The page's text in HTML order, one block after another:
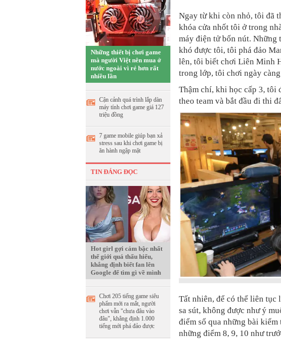
Những thiết bị chơi game
mà người Việt nên mua ở
nước ngoài vì rẻ hơn rất
nhiều lần
Cận cảnh quá trình lắp dàn
máy tính chơi game giá 127
triệu đồng
7 game mobile giúp bạn xả
stress sau khi chơi game bị
ăn hành ngập mặt
TIN ĐÁNG ĐỌC
Hot girl gợi cảm bậc nhất
thế giới quá thấu hiểu,
khẳng định biết fan lên
Google để tìm gì về mình
Chơi 205 tiếng game siêu
phẩm mới ra mắt, người
chơi vẫn "chưa đâu vào
đâu", khẳng định 1.000
tiếng mới phá đảo được
Ngay từ khi còn nhỏ, tôi đã
khóa cửa nhốt tôi ở trong
máy điện tử bốn nút.
khó được tôi, tôi phá đảo
lên, tôi biết chơi Liên Minh
trong lớp, tôi chơi ngày
Thậm chí, khi học cấp 3, tôi
theo team và bắt đầu đi thi
Tất nhiên, để có thể liên tục
sa sút, không được như ý
điểm số qua những bài
những điểm 8, 9, 10 như